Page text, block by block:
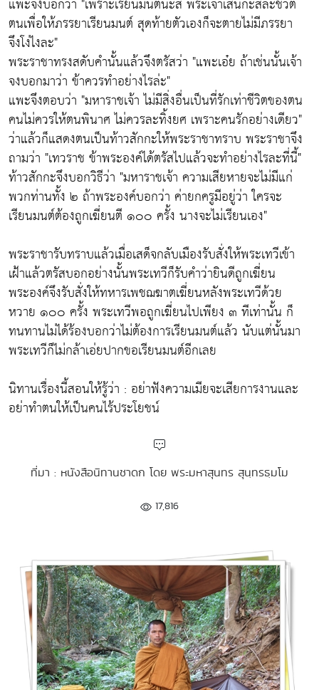
ตนเพื่อให้ภรรยาเรียนมนต์ สุดท้ายตัวเองก็จะตายไม่มีภรรยา
จึงโง่ไงละ"
พระราชาทรงสดับคำนั้นแล้วจึงตรัสว่า "แพะเอ๋ย ถ้าเช่นนั้นเจ้า
จงบอกมาว่า ข้าควรทำอย่างไรล่ะ"
แพะจึงตอบว่า "มหาราชเจ้า ไม่มีสิ่งอื่นเป็นที่รักเท่าชีวิตของตน
คนไม่ควรให้ตนพินาศ ไม่ควรละทิ้งยศ เพราะคนรักอย่างเดียว"
ว่าแล้วก็แสดงตนเป็นท้าวสักกะให้พระราชาทราบ พระราชาจึง
ถามว่า "เทวราช ข้าพระองค์ได้ตรัสไปแล้วจะทำอย่างไรละที่นี้"
ท้าวสักกะจึงบอกวิธีว่า "มหาราชเจ้า ความเสียหายจะไม่มีแก่
พวกท่านทั้ง ๒ ถ้าพระองค์บอกว่า ค่ายกครูมีอยู่ว่า ใครจะ
เรียนมนต์ต้องถูกเฆี่ยนตี ๑๐๐ ครั้ง นางจะไม่เรียนเอง"
พระราชารับทราบแล้วเมื่อเสด็จกลับเมืองรับสั่งให้พระเทวีเข้า
เฝ้าแล้วตรัสบอกอย่างนั้นพระเทวีก็รับคำว่ายินดีถูกเฆี่ยน
พระองค์จึงรับสั่งให้ทหารเพชฌฆาตเฆี่ยนหลังพระเทวีด้วย
หวาย ๑๐๐ ครั้ง พระเทวีพอถูกเฆี่ยนไปเพียง ๓ ทีเท่านั้น ก็
ทนทานไม่ได้ร้องบอกว่าไม่ต้องการเรียนมนต์แล้ว นับแต่นั้นมา
พระเทวีก็ไม่กล้าเอ่ยปากขอเรียนมนต์อีกเลย
นิทานเรื่องนี้สอนให้รู้ว่า : อย่าฟังความเมียจะเสียการงานและ
อย่าทำตนให้เป็นคนไร้ประโยชน์
ที่มา : หนังสือนิทานชาดก โดย พระมหาสุนทร สุนฺทรธฺมโม
17,816